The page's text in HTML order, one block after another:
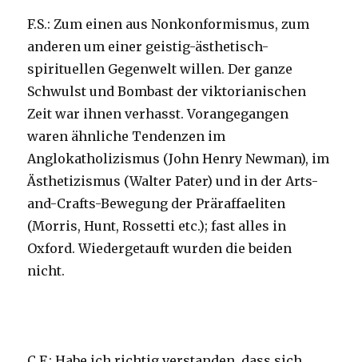
F.S.: Zum einen aus Nonkonformismus, zum
anderen um einer geistig-ästhetisch-
spirituellen Gegenwelt willen. Der ganze
Schwulst und Bombast der viktorianischen
Zeit war ihnen verhasst. Vorangegangen
waren ähnliche Tendenzen im
Anglokatholizismus (John Henry Newman), im
Ästhetizismus (Walter Pater) und in der Arts-
and-Crafts-Bewegung der Präraffaeliten
(Morris, Hunt, Rossetti etc.); fast alles in
Oxford. Wiedergetauft wurden die beiden
nicht.